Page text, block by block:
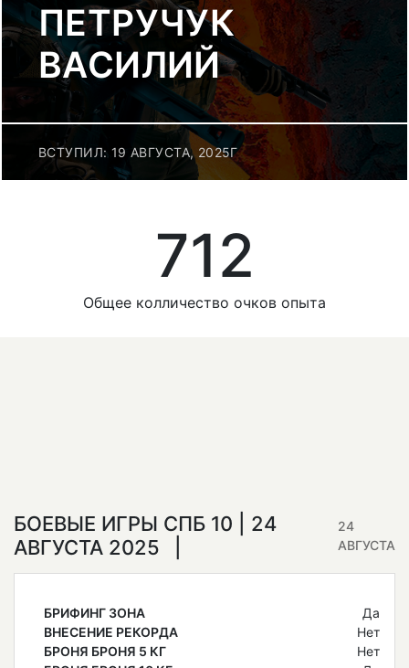
ПЕТРУЧУК
ВАСИЛИЙ
ВСТУПИЛ: 19 АВГУСТА, 2025Г
712
Общее колличество очков опыта
БОЕВЫЕ ИГРЫ СПБ 10 | 24
АВГУСТА 2025
24
АВГУСТА
БРИФИНГ ЗОНА
Да
ВНЕСЕНИЕ РЕКОРДА
Нет
БРОНЯ БРОНЯ 5 КГ
Нет